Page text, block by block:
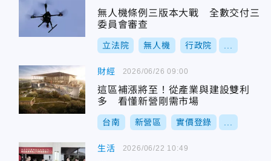
無人機條例三版本大戰 全數交付三
委員會審查
立法院 無人機 行政院
財經
這區補漲將至！從產業與建設雙利
多 看懂新營剛需市場
台南 新營區 實價登錄
2026/06/26 09:00
生活 2026/06/22 10:49